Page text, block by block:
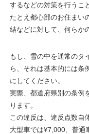
するなどの対策を行うこ
たとえ都心部のお住まい
結などに対して、何らか
もし、雪の中を通常のタ
ら、それは基本的には条
にしてください。
実際、都道府県別の条例
ります。
この違反は、違反点数自
大型車では¥7,000、普通